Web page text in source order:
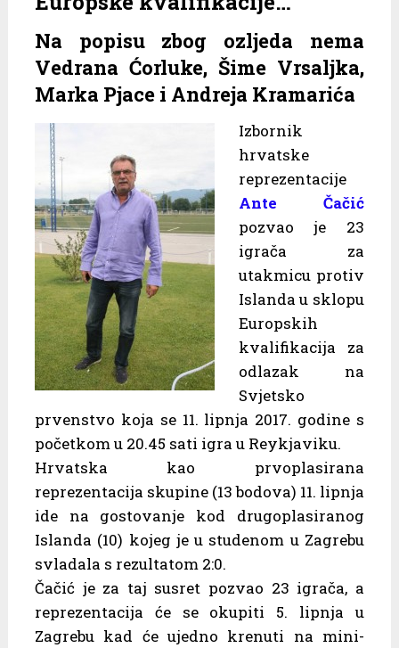
Na popisu zbog ozljeda nema
Vedrana Ćorluke, Šime Vrsaljka,
Marka Pjace i Andreja Kramarića
Izbornik
hrvatske
reprezentacije
Ante Čačić
pozvao je 23
igrača za
utakmicu protiv
Islanda u sklopu
Europskih
kvalifikacija za
odlazak na
Svjetsko
prvenstvo koja se 11. lipnja 2017. godine s
početkom u 20.45 sati igra u Reykjaviku.
Hrvatska kao prvoplasirana
reprezentacija skupine (13 bodova) 11. lipnja
ide na gostovanje kod drugoplasiranog
Islanda (10) kojeg je u studenom u Zagrebu
svladala s rezultatom 2:0.
Čačić je za taj susret pozvao 23 igrača, a
reprezentacija će se okupiti 5. lipnja u
Zagrebu kad će ujedno krenuti na mini-